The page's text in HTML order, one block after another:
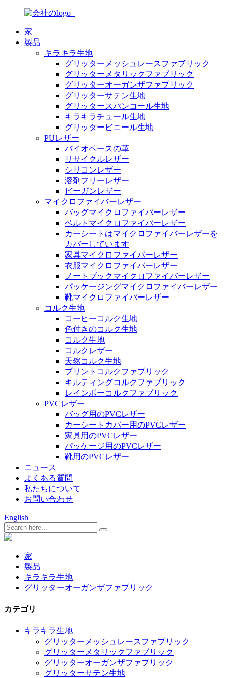
家
製品
キラキラ生地
グリッターメッシュレースファブリック
グリッターメタリックファブリック
グリッターオーガンザファブリック
グリッターサテン生地
グリッタースパンコール生地
キラキラチュール生地
グリッタービニール生地
PUレザー
バイオベースの革
リサイクルレザー
シリコンレザー
溶剤フリーレザー
ビーガンレザー
マイクロファイバーレザー
バッグマイクロファイバーレザー
ベルトマイクロファイバーレザー
カーシートはマイクロファイバーレザーを
カバーしています
家具マイクロファイバーレザー
衣服マイクロファイバーレザー
ノートブックマイクロファイバーレザー
パッケージングマイクロファイバーレザー
靴マイクロファイバーレザー
コルク生地
コーヒーコルク生地
色付きのコルク生地
コルク生地
コルクレザー
天然コルク生地
プリントコルクファブリック
キルティングコルクファブリック
レインボーコルクファブリック
PVCレザー
バッグ用のPVCレザー
カーシートカバー用のPVCレザー
家具用のPVCレザー
パッケージ用のPVCレザー
靴用のPVCレザー
ニュース
よくある質問
私たちについて
お問い合わせ
English
家
製品
キラキラ生地
グリッターオーガンザファブリック
カテゴリ
キラキラ生地
グリッターメッシュレースファブリック
グリッターメタリックファブリック
グリッターオーガンザファブリック
グリッターサテン生地